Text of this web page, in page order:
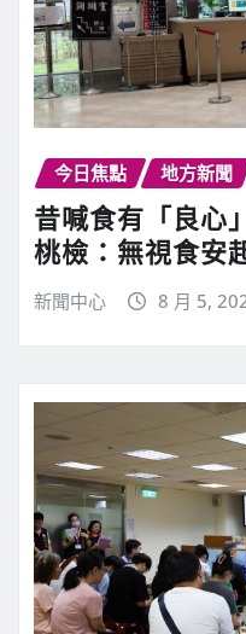
今日焦點 地方新聞
昔喊食有「良心
桃檢：無視食安
新聞中心 8 月 5,